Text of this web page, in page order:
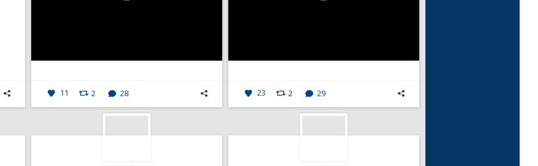
11 2 28 23 2 29